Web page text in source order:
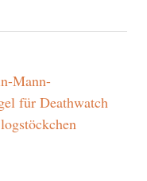
Mann-
für Deathwatch